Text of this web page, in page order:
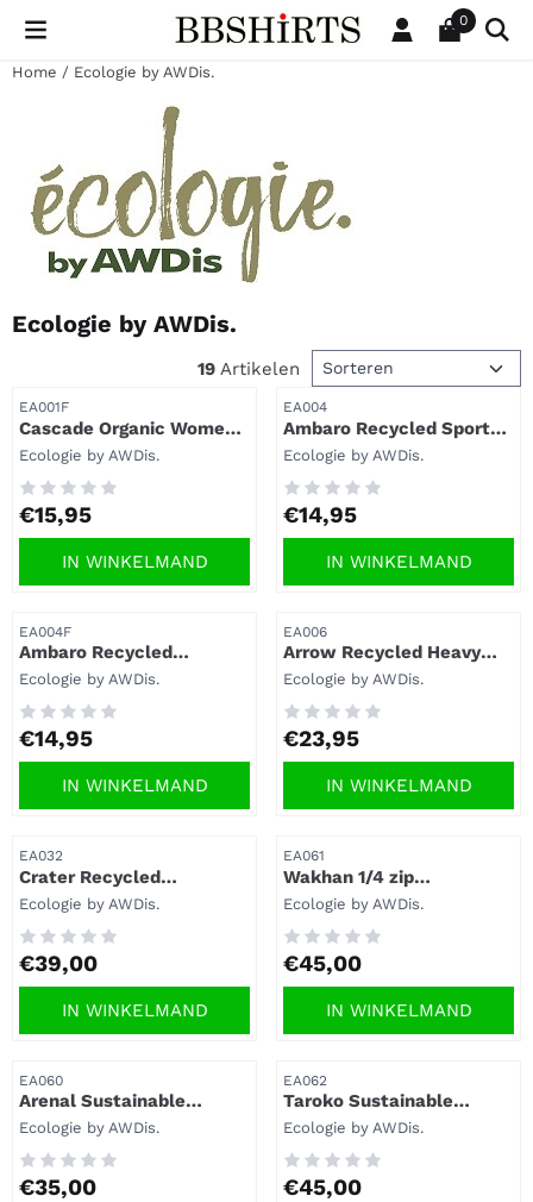
Cookievoorkeuren zijn beschikbaar. Kies instellingen of sta
0
Home / Ecologie by AWDis.
Ecologie by AWDis.
19 Artikelen Sorteermethode
Artikelnummer
EA001F
Cascade Organic Women's
Tee - EA001F.
Merk:
Ecologie by AWDis.
Prijs: 15,95
€15,95
IN WINKELMAND
Artikelnummer
EA004
Ambaro Recycled Sports
T - EA004.
Merk:
Ecologie by AWDis.
Prijs: 14,95
€14,95
IN WINKELMAND
Artikelnummer
EA004F
Ambaro Recycled
Women's Sports T -
EA004F.
Merk:
Ecologie by AWDis.
Prijs: 14,95
€14,95
IN WINKELMAND
Artikelnummer
EA006
Arrow Recycled Heavy
Oversize T - EA006.
Merk:
Ecologie by AWDis.
Prijs: 23,95
€23,95
IN WINKELMAND
Artikelnummer
EA032
Crater Recycled
Sweatshirt EA032.
Merk:
Ecologie by AWDis.
Prijs: 39,00
€39,00
IN WINKELMAND
Artikelnummer
EA061
Wakhan 1/4 zip
Sustainable Sweater -
EA061.
Merk:
Ecologie by AWDis.
Prijs: 45,00
€45,00
IN WINKELMAND
Artikelnummer
EA060
Arenal Sustainable
Sweater EA060 - Uniseks.
Merk:
Ecologie by AWDis.
Prijs: 35,00
€35,00
Artikelnummer
EA062
Taroko Sustainable
Sweater EA062.
Merk:
Ecologie by AWDis.
Prijs: 45,00
€45,00